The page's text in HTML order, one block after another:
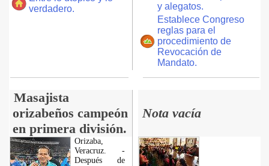
verdadero.
y alegatos.
Establece Congreso
reglas para el
procedimiento de
Revocación de
Mandato.
Masajista
orizabeños campeón
en primera división.
Nota vacía
Orizaba,
Veracruz. -
Después de